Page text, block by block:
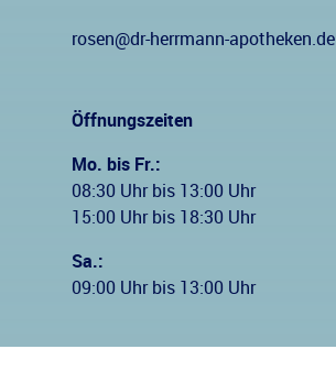
rosen@dr-herrmann-apotheken.de
Öffnungszeiten
Mo. bis Fr.:
08:30 Uhr bis 13:00 Uhr
15:00 Uhr bis 18:30 Uhr
Sa.:
09:00 Uhr bis 13:00 Uhr